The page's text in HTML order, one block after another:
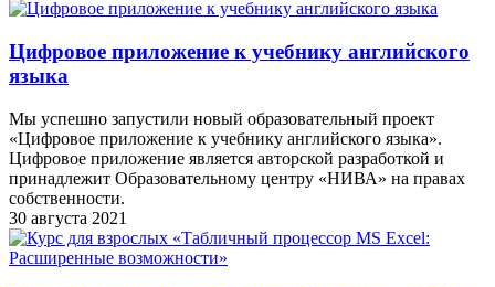
Цифровое приложение к учебнику английского
языка
Мы успешно запустили новый образовательный проект
«Цифровое приложение к учебнику английского языка».
Цифровое приложение является авторской разработкой и
принадлежит Образовательному центру «НИВА» на правах
собственности.
30 августа 2021